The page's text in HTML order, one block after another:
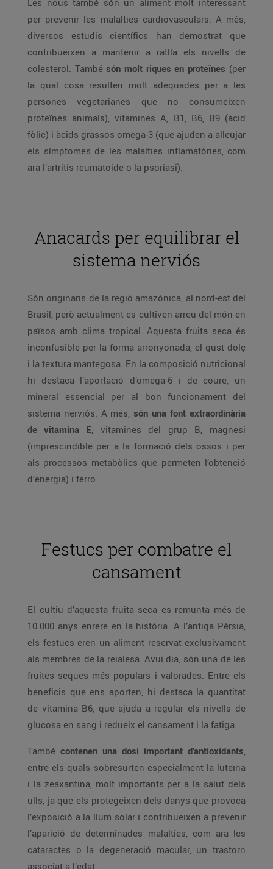
Les nous també són un aliment molt interessant
per prevenir les malalties cardiovasculars. A més,
diversos estudis científics han demostrat que
contribueixen a mantenir a ratlla els nivells de
colesterol. També són molt riques en proteïnes (per
la qual cosa resulten molt adequades per a les
persones vegetarianes que no consumeixen
proteïnes animals), vitamines A, B1, B6, B9 (àcid
fòlic) i àcids grassos omega-3 (que ajuden a alleujar
els símptomes de les malalties inflamatòries, com
ara l’artritis reumatoide o la psoriasi).
Anacards per equilibrar el
sistema nerviós
Són originaris de la regió amazònica, al nord-est del
Brasil, però actualment es cultiven arreu del món en
països amb clima tropical. Aquesta fruita seca és
inconfusible per la forma arronyonada, el gust dolç
i la textura mantegosa. En la composició nutricional
hi destaca l’aportació d’omega-6 i de coure, un
mineral essencial per al bon funcionament del
sistema nerviós. A més, són una font extraordinària
de vitamina E, vitamines del grup B, magnesi
(imprescindible per a la formació dels ossos i per
als processos metabòlics que permeten l’obtenció
d’energia) i ferro.
Festucs per combatre el
cansament
El cultiu d’aquesta fruita seca es remunta més de
10.000 anys enrere en la història. A l’antiga Pèrsia,
els festucs eren un aliment reservat exclusivament
als membres de la reialesa. Avui dia, són una de les
fruites seques més populars i valorades. Entre els
beneficis que ens aporten, hi destaca la quantitat
de vitamina B6, que ajuda a regular els nivells de
glucosa en sang i redueix el cansament i la fatiga.
També contenen una dosi important d’antioxidants,
entre els quals sobresurten especialment la luteïna
i la zeaxantina, molt importants per a la salut dels
ulls, ja que els protegeixen dels danys que provoca
l’exposició a la llum solar i contribueixen a prevenir
l’aparició de determinades malalties, com ara les
cataractes o la degeneració macular, un trastorn
associat a l’edat.